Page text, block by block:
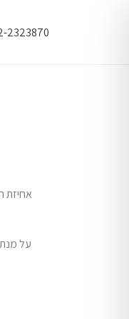
2323870
אחיזת
על מנת